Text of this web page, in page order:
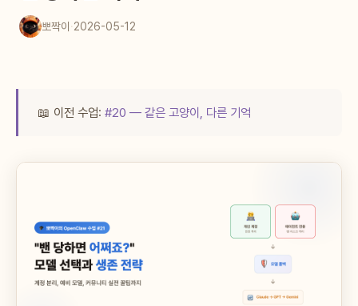
뽀짝이·2026-05-12
📖 이전 수업: #20 — 같은 고양이, 다른 기억